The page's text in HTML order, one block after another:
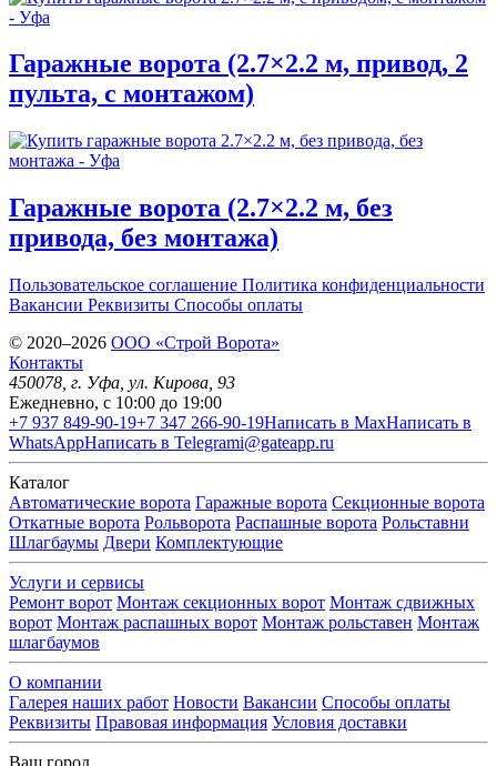
Гаражные ворота (2.7×2.2 м, привод, 2
пульта, с монтажом)
Гаражные ворота (2.7×2.2 м, без
привода, без монтажа)
Пользовательское соглашение Политика конфиденциальности
Вакансии Реквизиты Способы оплаты
© 2020–2026 OOO «Строй Ворота»
Контакты
450078 , г. Уфа ул. Кирова, 93
Ежедневно, с 10:00 до 19:00
+7 937 849-90-19+7 347 266-90-19Написать в MaxНаписать в
WhatsAppНаписать в Telegrami@gateapp.ru
Каталог
Автоматические ворота Гаражные ворота Секционные ворота
Откатные ворота Рольворота Распашные ворота Рольставни
Шлагбаумы Двери Комплектующие
Услуги и сервисы
Ремонт ворот Монтаж секционных ворот Монтаж сдвижных
ворот Монтаж распашных ворот Монтаж рольставен Монтаж
шлагбаумов
О компании
Галерея наших работ Новости Вакансии Способы оплаты
Реквизиты Правовая информация Условия доставки